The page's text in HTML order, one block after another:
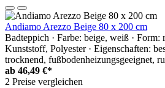
Andiamo Arezzo Beige 80 x 200 cm
Badteppich · Farbe: beige, weiß · Form:
Kunststoff, Polyester · Eigenschaften:
trocknend, fußbodenheizungsgeeignet,
ab 46,49 €*
2 Preise vergleichen